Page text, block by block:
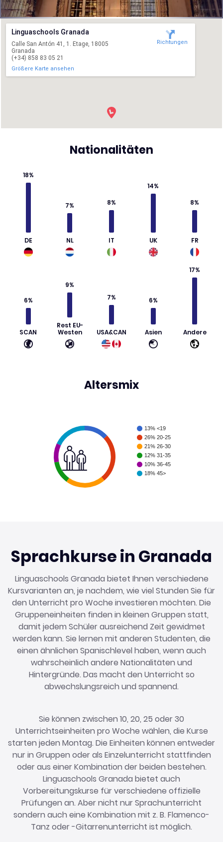
Linguaschools Granada
Calle San Antón 41, 1. Etage, 18005
Granada
(+34) 858 83 05 21
Größere Karte ansehen
Richtungen
Nationalitäten
18%
DE
7%
NL
8%
IT
14%
UK
8%
FR
6%
SCAN
9%
Rest EU-
Westen
7%
USA&CAN
6%
Asien
17%
Andere
Altersmix
13% <19
26% 20-25
21% 26-30
12% 31-35
10% 36-45
18% 45>
Sprachkurse in Granada
Linguaschools Granada bietet Ihnen verschiedene
Kursvarianten an, je nachdem, wie viel Stunden Sie für
den Unterricht pro Woche investieren möchten. Die
Gruppeneinheiten finden in kleinen Gruppen statt,
damit jedem Schüler ausreichend Zeit gewidmet
werden kann. Sie lernen mit anderen Studenten, die
einen ähnlichen Spanischlevel haben, wenn auch
wahrscheinlich andere Nationalitäten und
Hintergründe. Das macht den Unterricht so
abwechslungsreich und spannend.
Sie können zwischen 10, 20, 25 oder 30
Unterrichtseinheiten pro Woche wählen, die Kurse
starten jeden Montag. Die Einheiten können entweder
nur in Gruppen oder als Einzelunterricht stattfinden
oder aus einer Kombination der beiden bestehen.
Linguaschools Granada bietet auch
Vorbereitungskurse für verschiedene offizielle
Prüfungen an. Aber nicht nur Sprachunterricht
sondern auch eine Kombination mit z. B. Flamenco-
Tanz oder -Gitarrenunterricht ist möglich.